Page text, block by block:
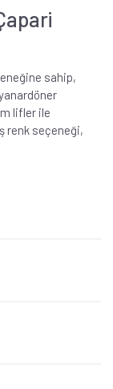
sahip,
lifler ile
renk seçeneği,